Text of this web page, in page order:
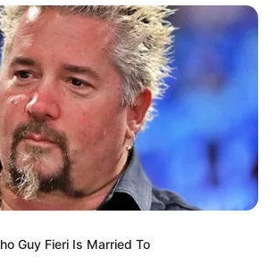
Guy Fieri Is Married To